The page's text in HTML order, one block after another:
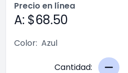
Precio en línea
A: $68.50
Color: Azul
Cantidad: